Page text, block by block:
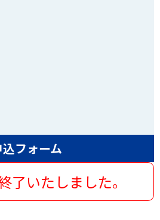
込フォーム
了いたしました。